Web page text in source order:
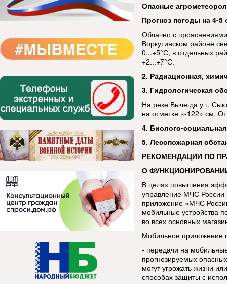
Опасные
Прогноз погоды на 4-5
Облачно с
Воркутинском районе
0...+5°С, в отдельных
+2...+7°С.
2. Радиационная,
3. Гидрологическая
На реке Вычегда у г.
на отметке «-122» см.
4. Биолого-
5. Лесопожарная
РЕКОМЕНДАЦИИ ПО
О
В целях повышения
управление МЧС России
приложение «МЧС
мобильные устройства
во всех основных
Мобильное приложение
- передачи на
прогнозируемых
могут угрожать жизни
способах защиты с